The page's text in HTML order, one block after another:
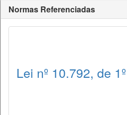
Normas Referenciadas
Lei nº 10.792, de